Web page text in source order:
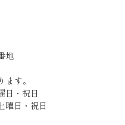
地
す。
日・祝日
曜日・祝日